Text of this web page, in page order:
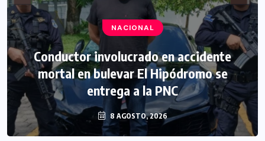
NACIONAL
Conductor involucrado en accidente
mortal en bulevar El Hipódromo se
entrega a la PNC
8 AGOSTO, 2026